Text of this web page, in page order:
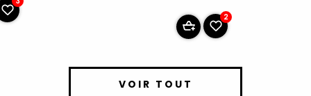
2
VOIR TOUT